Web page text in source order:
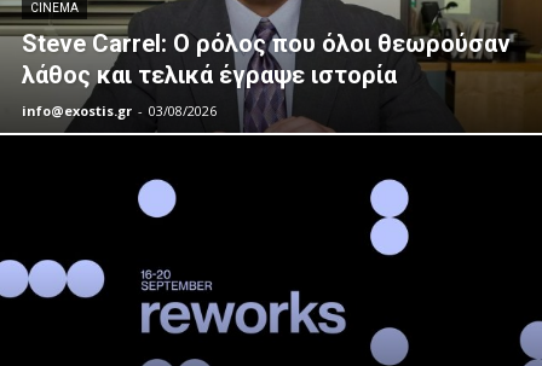
CINEMA
Steve Carrel: Ο ρόλος που όλοι θεωρούσαν
λάθος και τελικά έγραψε ιστορία
info@exostis.gr - 03/08/2026